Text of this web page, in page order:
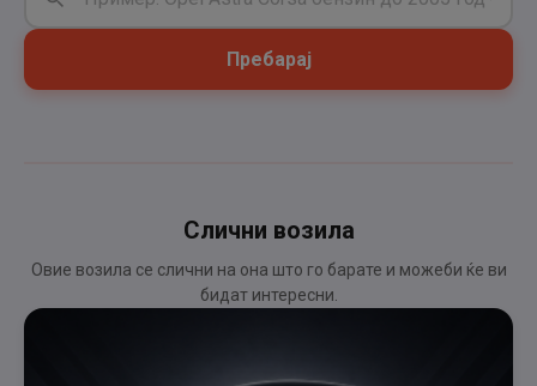
Пребарај
Слични возила
Овие возила се слични на она што го барате и можеби ќе ви
бидат интересни.